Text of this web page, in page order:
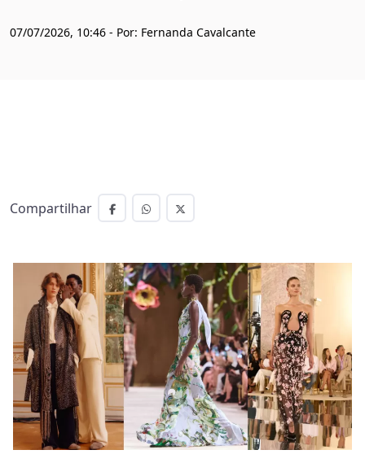
07/07/2026, 10:46 - Por: Fernanda Cavalcante
Compartilhar